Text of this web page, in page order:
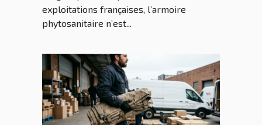
exploitations françaises, l’armoire
phytosanitaire n’est...